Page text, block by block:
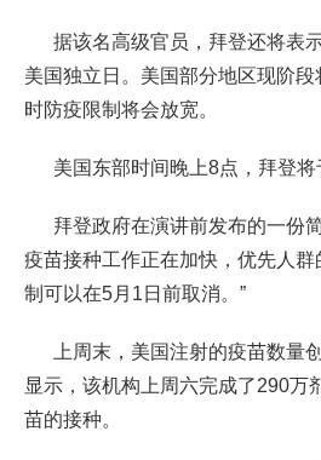
据该名高级官员，拜登还将表
美国独立日。美国部分地区现阶
时防疫限制将会放宽。
美国东部时间晚上8点，拜登
拜登政府在演讲前发布的一份
疫苗接种工作正在加快，优先人
制可以在5月1日前取消。”
上周末，美国注射的疫苗数
显示，该机构上周六完成了290万
苗的接种。